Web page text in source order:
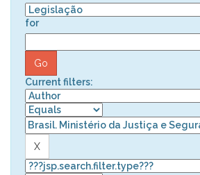
for
Current filters: